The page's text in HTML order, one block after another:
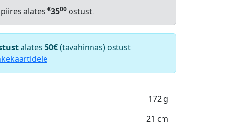
alates €3500 ostust!
alates 50€(tavahinnas) ostust
172 g
21 cm